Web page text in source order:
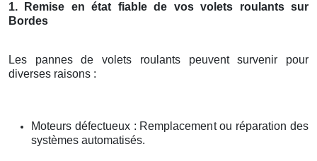
1. Remise en état fiable de vos volets roulants sur
Bordes
Les pannes de volets roulants peuvent survenir pour
diverses raisons :
Moteurs défectueux : Remplacement ou réparation des
systèmes automatisés.